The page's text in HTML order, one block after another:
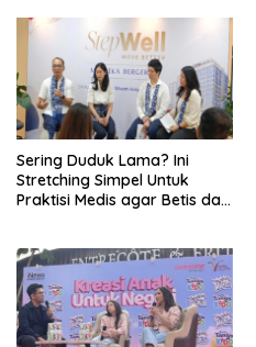
Sering Duduk Lama? Ini
Stretching Simpel Untuk
Praktisi Medis agar Betis dan